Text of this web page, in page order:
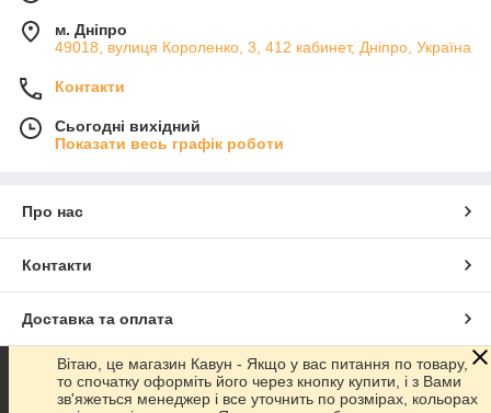
м. Дніпро
49018, вулиця Короленко, 3, 412 кабинет, Дніпро, Україна
Контакти
Сьогодні вихідний
Показати весь графік роботи
Про нас
Контакти
Доставка та оплата
Графік роботи
Вітаю, це магазин Кавун - Якщо у вас питання по товару,
то спочатку оформіть його через кнопку купити, і з Вами
зв'яжеться менеджер і все уточнить по розмірах, кольорах